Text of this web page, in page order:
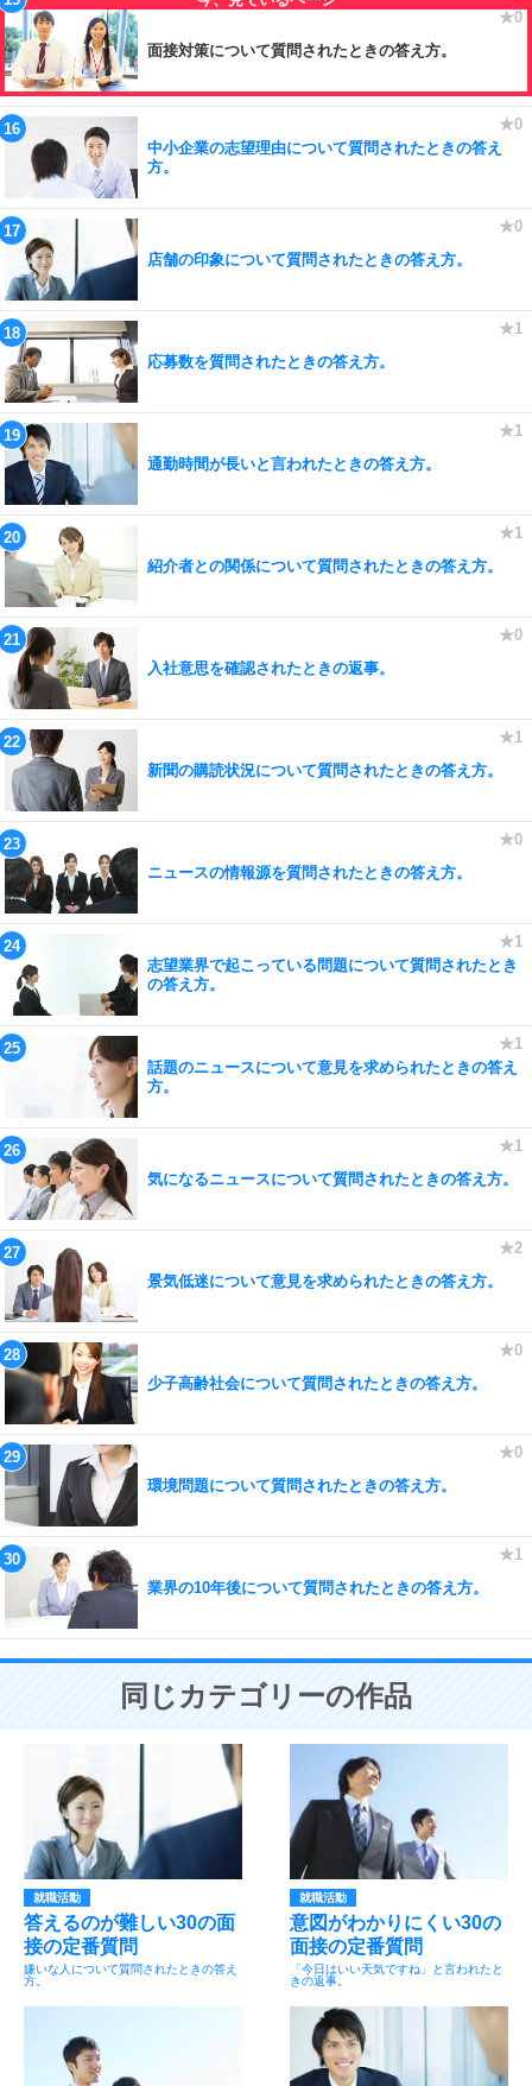
面接対策について質問されたときの答え方。
中小企業の志望理由について質問されたときの答え
方。
店舗の印象について質問されたときの答え方。
応募数を質問されたときの答え方。
通勤時間が長いと言われたときの答え方。
紹介者との関係について質問されたときの答え方。
入社意思を確認されたときの返事。
新聞の購読状況について質問されたときの答え方。
ニュースの情報源を質問されたときの答え方。
志望業界で起こっている問題について質問されたとき
の答え方。
話題のニュースについて意見を求められたときの答え
方。
気になるニュースについて質問されたときの答え方。
景気低迷について意見を求められたときの答え方。
少子高齢社会について質問されたときの答え方。
環境問題について質問されたときの答え方。
業界の10年後について質問されたときの答え方。
同じカテゴリーの作品
就職活動
答えるのが難しい30の面
接の定番質問
嫌いな人について質問されたときの答え
方。
就職活動
意図がわかりにくい30の
面接の定番質問
「今日はいい天気ですね」と言われたと
きの返事。